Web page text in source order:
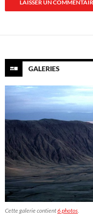
GALERIES
Cette galerie contient6 photos.